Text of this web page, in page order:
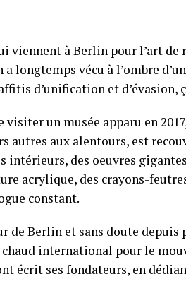
viennent à Berlin pour l’art de
a longtemps vécu à l’ombre
d’unification et d’évasion,
visiter un musée apparu en
autres aux alentours, est
intérieurs, des oeuvres
acrylique, des crayons-
constant.
de Berlin et sans doute
international pour le
écrit ses fondateurs, en